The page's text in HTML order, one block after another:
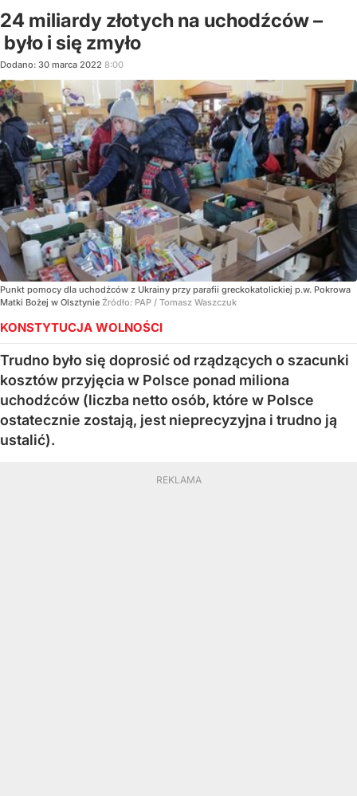
24 miliardy złotych na uchodźców –
było i się zmyło
Dodano: 30 marca 2022 8:00
Punkt pomocy dla uchodźców z Ukrainy przy parafii greckokatolickiej p.w. Pokrowa
Matki Bożej w Olsztynie Źródło: PAP / Tomasz Waszczuk
KONSTYTUCJA WOLNOŚCI
Trudno było się doprosić od rządzących o szacunki
kosztów przyjęcia w Polsce ponad miliona
uchodźców (liczba netto osób, które w Polsce
ostatecznie zostają, jest nieprecyzyjna i trudno ją
ustalić).